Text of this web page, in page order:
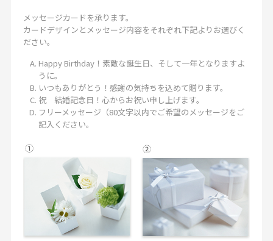
メッセージカードを承ります。
カードデザインとメッセージ内容をそれぞれ下記よりお選びく
ださい。
Happy Birthday！素敵な誕生日、そして一年となりますよ
うに。
いつもありがとう！感謝の気持ちを込めて贈ります。
祝 結婚記念日！心からお祝い申し上げます。
フリーメッセージ（80文字以内でご希望のメッセージをご
記入ください。